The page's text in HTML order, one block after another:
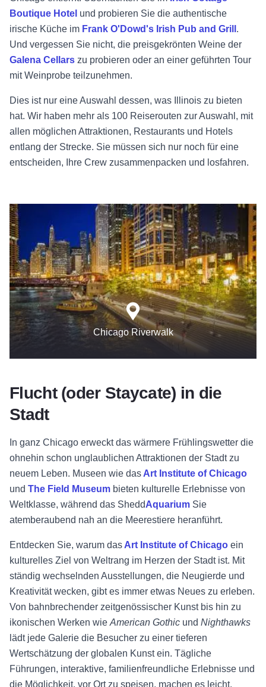
Boutique Hotel und probieren Sie die authentische
irische Küche im Frank O'Dowd's Irish Pub and Grill .
Und vergessen Sie nicht, die preisgekrönten Weine der
Galena Cellars zu probieren oder an einer geführten Tour
mit Weinprobe teilzunehmen.
Dies ist nur eine Auswahl dessen, was Illinois zu bieten
hat. Wir haben mehr als 100 Reiserouten zur Auswahl, mit
allen möglichen Attraktionen, Restaurants und Hotels
entlang der Strecke. Sie müssen sich nur noch für eine
entscheiden, Ihre Crew zusammenpacken und losfahren.
Chicago Riverwalk
Flucht (oder Staycate) in die
Stadt
In ganz Chicago erweckt das wärmere Frühlingswetter die
ohnehin schon unglaublichen Attraktionen der Stadt zu
neuem Leben. Museen wie dasArt Institute of Chicago
und The Field Museum bieten kulturelle Erlebnisse von
Weltklasse, während das SheddAquarium Sie
atemberaubend nah an die Meerestiere heranführt.
Entdecken Sie, warum dasArt Institute of Chicago ein
kulturelles Ziel von Weltrang im Herzen der Stadt ist. Mit
ständig wechselnden Ausstellungen, die Neugierde und
Kreativität wecken, gibt es immer etwas Neues zu erleben.
Von bahnbrechender zeitgenössischer Kunst bis hin zu
ikonischen Werken wieAmerican Gothic und Nighthawks
lädt jede Galerie die Besucher zu einer tieferen
Wertschätzung der globalen Kunst ein. Tägliche
Führungen, interaktive, familienfreundliche Erlebnisse und
die Möglichkeit, vor Ort zu speisen, machen es leicht,